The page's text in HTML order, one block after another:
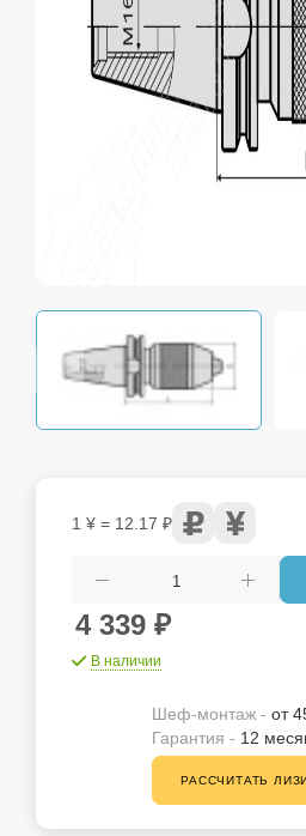
4 339 ₽
В наличии
1 ¥ = 12.17 ₽
Шеф-монтаж - от
Гарантия - 12
РАССЧИТАТЬ